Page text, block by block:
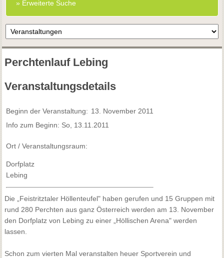
» Erweiterte Suche
Perchtenlauf Lebing
Veranstaltungsdetails
Beginn der Veranstaltung: 13. November 2011
Info zum Beginn: So, 13.11.2011
Ort / Veranstaltungsraum:
Dorfplatz
Lebing
Die „Feistritztaler Höllenteufel" haben gerufen und 15 Gruppen mit
rund 280 Perchten aus ganz Österreich werden am 13. November
den Dorfplatz von Lebing zu einer „Höllischen Arena" werden
lassen.
Schon zum vierten Mal veranstalten heuer Sportverein und